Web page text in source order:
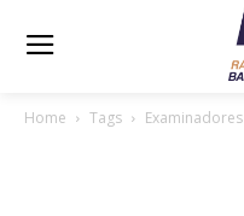
Home Tags Examinadores